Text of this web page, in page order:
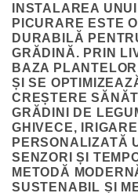
INSTALAREA
PICURARE ESTE
DURABILĂ
GRĂDINĂ. PRIN
BAZA
ȘI SE
CREȘTERE
GRĂDINI DE
GHIVECE,
PERSONALIZATĂ
SENZORI ȘI
METODĂ
SUSTENABIL ȘI